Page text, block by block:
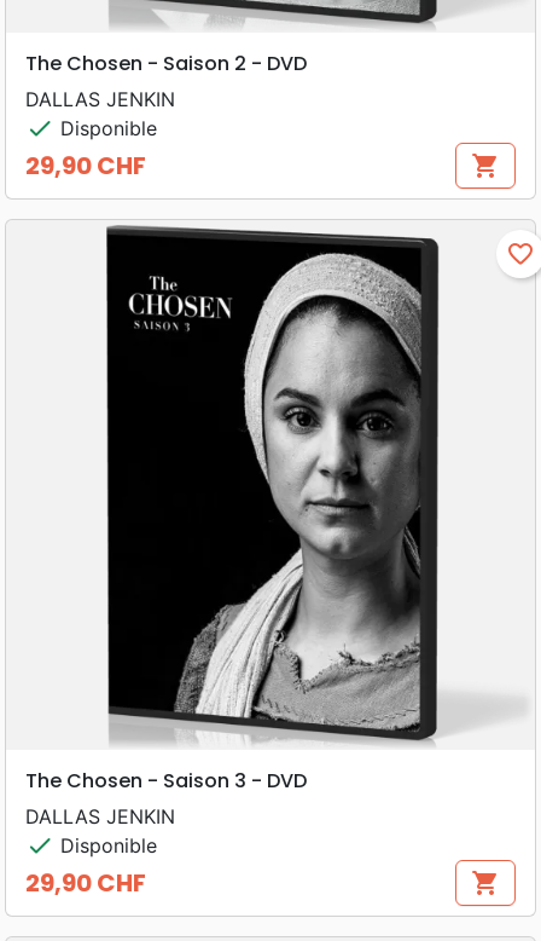
The Chosen - Saison 2 - DVD
DALLAS JENKIN
check Disponible
Prix
29,90 CHF shopping_cart
favorite_border
The Chosen - Saison 3 - DVD
DALLAS JENKIN
check Disponible
Prix
29,90 CHF shopping_cart